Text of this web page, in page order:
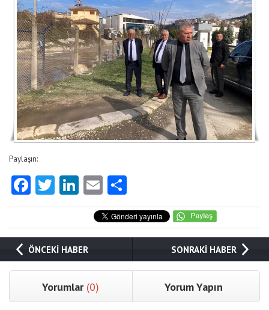
Paylaşın:
Facebook
Twitter
LinkedIn
Email
ÖNCEKİ HABER SONRAKİ HABER
Yorumlar (0) Yorum Yapın